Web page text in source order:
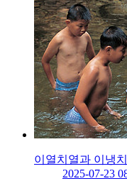
이열치열과 이냉
2025-07-23